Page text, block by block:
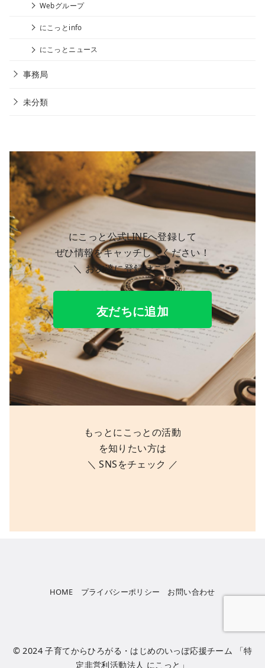
Webグループ
にこっとinfo
にこっとニュース
事務局
未分類
にこっと公式LINEへ登録して
ぜひ情報をキャッチしてください！
＼ お友達に登録はこちら／
友だちに追加
もっとにこっとの活動
を知りたい方は
＼ SNSをチェック ／
HOME プライバシーポリシー お問い合わせ
© 2024 子育てからひろがる・はじめのいっぽ応援チーム
「特
定非営利活動法人 にこっと」